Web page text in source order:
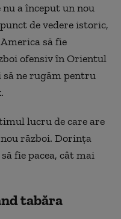
a început un nou
de vedere istoric,
să fie
ofensiv în Orientul
ne rugăm pentru
lucru de care are
război. Dorinţa
fie pacea, cât mai
tabăra